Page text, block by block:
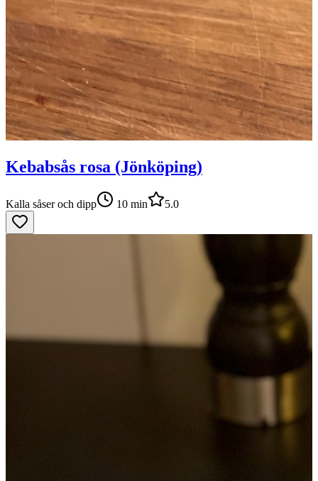
Kebabsås rosa (Jönköping)
Kalla såser och dipp 10 min 5.0